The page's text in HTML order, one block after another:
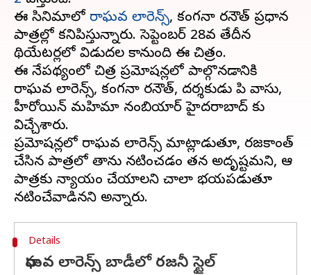
ఈ సినిమాలో రాఘవ లారెన్స్, కంగనా రనౌత్ ప్రధాన
పాత్రల్లో కనిపిస్తున్నారు. సెప్టెంబర్ 28వ తేదీన
థియేటర్లలో విడుదల కానుంది ఈ చిత్రం.
ఈ నేపథ్యంలో చిత్ర ప్రమోషన్లలో పాల్గొనడానికి
రాఘవ లారెన్స్, కంగనా రనౌత్, దర్శకుడు పి వాసు,
హీరోయిన్ మహిమా నంబియార్ హైదరాబాద్ కు
విచ్చేశారు.
ప్రమోషన్లలో రాఘవ లారెన్స్ మాట్లాడుతూ, రజనీకాంత్
చేసిన పాత్రలో తాను నటించడం తన అదృష్టమని, ఆ
పాత్రకు న్యాయం చేయాలని చాలా భయపడుతూ
Details
రాఘవ లారెన్స్ బాడీలో రజనీ స్టైల్